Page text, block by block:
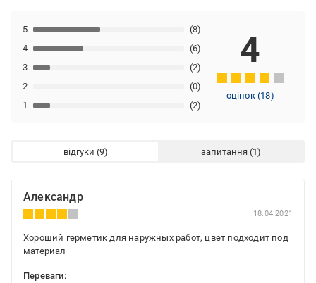
1 (2)
2 (0)
3 (2)
4 (6)
5 (8)
4
оцінок (18)
відгуки запитання
Александр
18.04.2021
Хороший герметик для наружных работ, цвет подходит под
материал
Переваги: